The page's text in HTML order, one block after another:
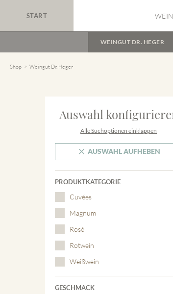
START
WEINGUT DR. HEGER
Shop Weingut Dr. Heger
Auswahl
Alle Suchoptionen einklappen
AUSWAHL AUFHEBEN
PRODUKTKATEGORIE
Cuvées
Magnum
Rosé
Rotwein
Weißwein
GESCHMACK